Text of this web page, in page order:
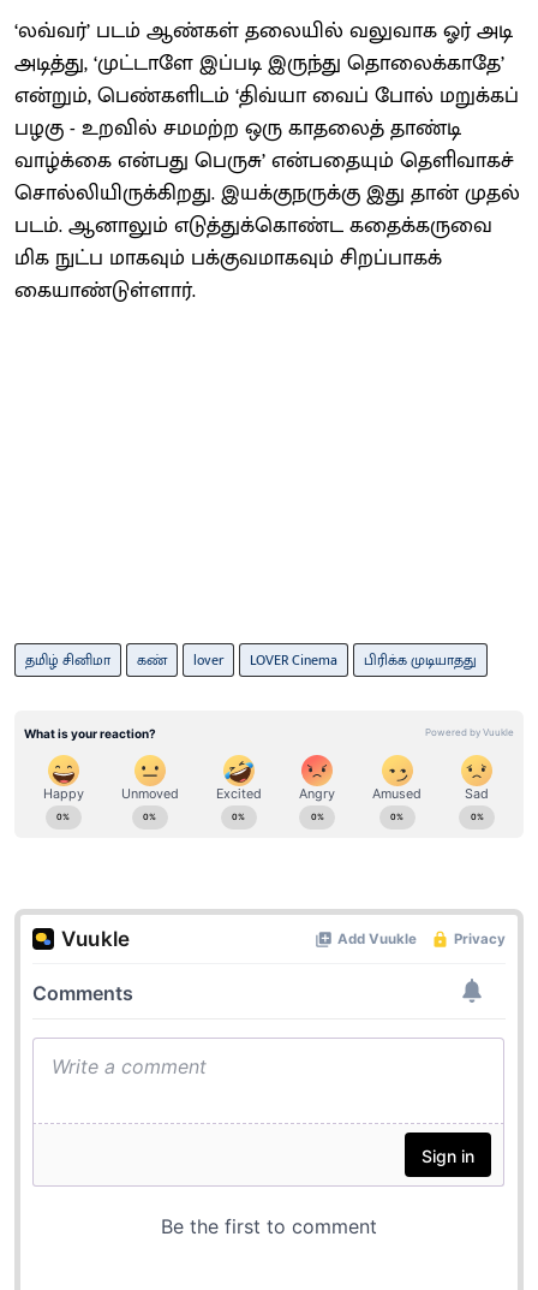
‘லவ்வர்’ படம் ஆண்கள் தலையில் வலுவாக ஓர் அடி
அடித்து, ‘முட்டாளே இப்படி இருந்து தொலைக்காதே’
என்றும், பெண்களிடம் ‘திவ்யா வைப் போல் மறுக்கப்
பழகு - உறவில் சமமற்ற ஒரு காதலைத் தாண்டி
வாழ்க்கை என்பது பெருசு’ என்பதையும் தெளிவாகச்
சொல்லியிருக்கிறது. இயக்குநருக்கு இது தான் முதல்
படம். ஆனாலும் எடுத்துக்கொண்ட கதைக்கருவை
மிக நுட்ப மாகவும் பக்குவமாகவும் சிறப்பாகக்
கையாண்டுள்ளார்.
தமிழ் சினிமா கண் lover LOVER Cinema பிரிக்க முடியாதது